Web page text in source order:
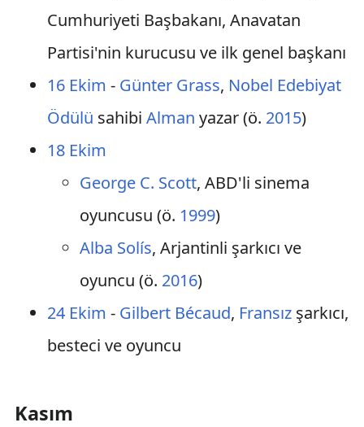
Cumhuriyeti Başbakanı, Anavatan
Partisi'nin kurucusu ve ilk genel başkanı
16 Ekim - Günter Grass, Nobel Edebiyat
Ödülü sahibi Alman yazar (ö. 2015)
18 Ekim
George C. Scott, ABD'li sinema
oyuncusu (ö. 1999)
Alba Solís, Arjantinli şarkıcı ve
oyuncu (ö. 2016)
24 Ekim - Gilbert Bécaud, Fransızşarkıcı,
besteci ve oyuncu
Kasım